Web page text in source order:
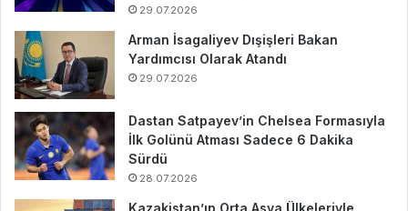
29.07.2026
Arman İsagaliyev Dışişleri Bakan
Yardımcısı Olarak Atandı
29.07.2026
Dastan Satpayev’in Chelsea Formasıyla
İlk Golünü Atması Sadece 6 Dakika
Sürdü
28.07.2026